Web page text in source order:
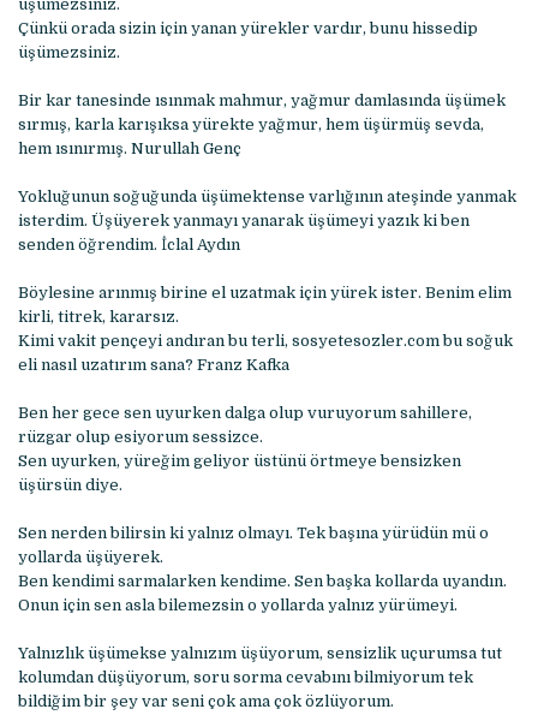
üşümezsiniz.
Çünkü orada sizin için yanan yürekler vardır, bunu hissedip
üşümezsiniz.
Bir kar tanesinde ısınmak mahmur, yağmur damlasında üşümek
sırmış, karla karışıksa yürekte yağmur, hem üşürmüş sevda,
hem ısınırmış. Nurullah Genç
Yokluğunun soğuğunda üşümektense varlığının ateşinde yanmak
isterdim. Üşüyerek yanmayı yanarak üşümeyi yazık ki ben
senden öğrendim. İclal Aydın
Böylesine arınmış birine el uzatmak için yürek ister. Benim elim
kirli, titrek, kararsız.
Kimi vakit pençeyi andıran bu terli, sosyetesozler.com bu soğuk
eli nasıl uzatırım sana? Franz Kafka
Ben her gece sen uyurken dalga olup vuruyorum sahillere,
rüzgar olup esiyorum sessizce.
Sen uyurken, yüreğim geliyor üstünü örtmeye bensizken
üşürsün diye.
Sen nerden bilirsin ki yalnız olmayı. Tek başına yürüdün mü o
yollarda üşüyerek.
Ben kendimi sarmalarken kendime. Sen başka kollarda uyandın.
Onun için sen asla bilemezsin o yollarda yalnız yürümeyi.
Yalnızlık üşümekse yalnızım üşüyorum, sensizlik uçurumsa tut
kolumdan düşüyorum, soru sorma cevabını bilmiyorum tek
bildiğim bir şey var seni çok ama çok özlüyorum.